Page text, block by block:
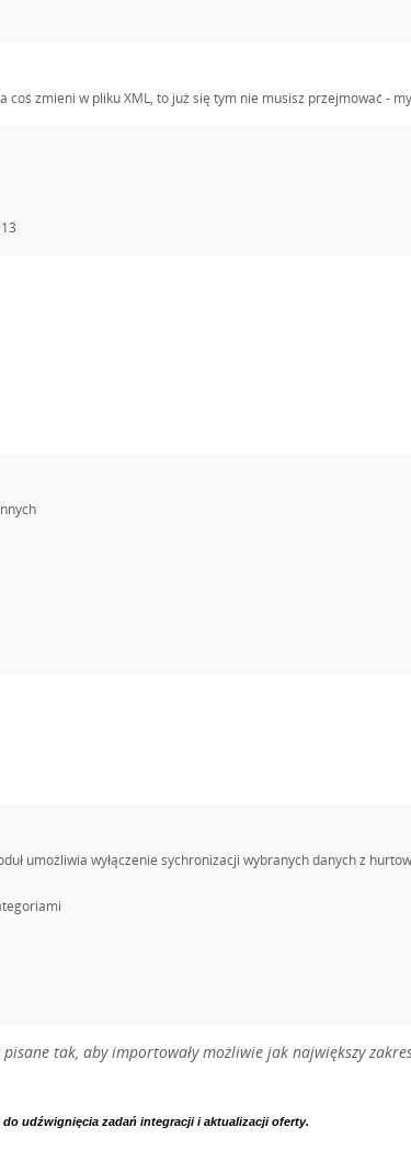
zmieni w pliku XML, to już się tym nie musisz przejmować -
umożliwia wyłączenie sychronizacji wybranych danych z
tak, aby importowały możliwie jak największy
udźwignięcia zadań integracji i aktualizacji oferty.